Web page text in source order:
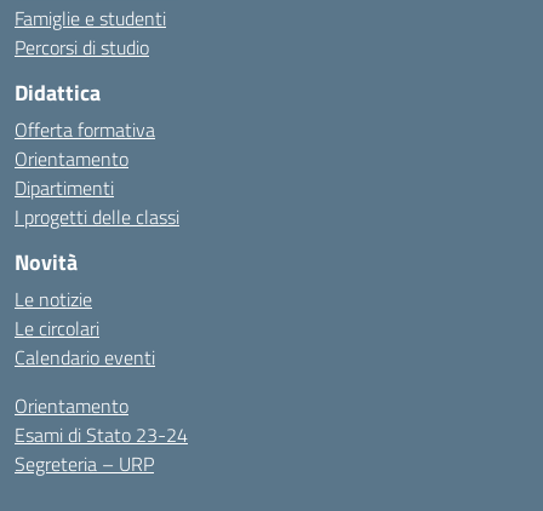
Famiglie e studenti
Percorsi di studio
Didattica
Offerta formativa
Orientamento
Dipartimenti
I progetti delle classi
Novità
Le notizie
Le circolari
Calendario eventi
Orientamento
Esami di Stato 23-24
Segreteria – URP